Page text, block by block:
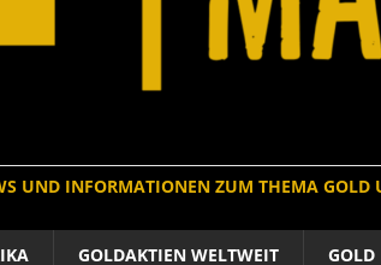
UND INFORMATIONEN ZUM THEMA GOLD
GOLDAKTIEN WELTWEIT GOLD